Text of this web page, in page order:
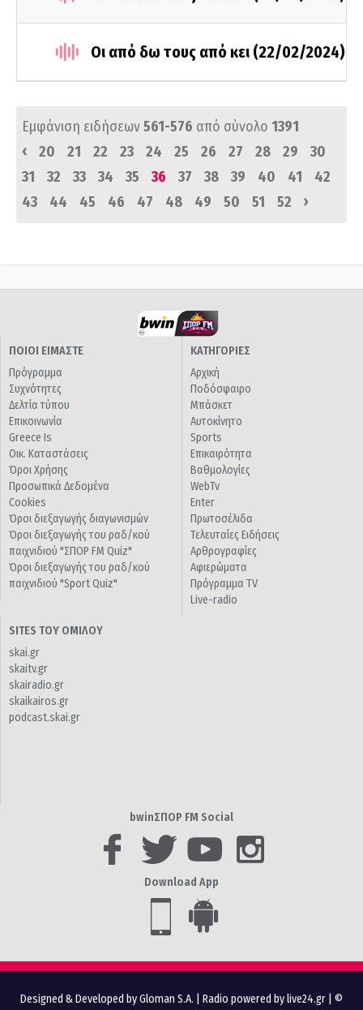
Οι από δω τους από κει (22/02/2024)
Εμφάνιση ειδήσεων561-576 από σύνολο 1391
‹
20 21 22 23 24 25 26 27 28 29
30
31
32 33 34 35 36 37 38 39 40 41
42
43
44 45 46 47 48 49 50 51 52 ›
ΠΟΙΟΙ ΕΙΜΑΣΤΕ
Πρόγραμμα
Συχνότητες
Δελτία τύπου
Επικοινωνία
Greece Is
Οικ. Καταστάσεις
Όροι Χρήσης
Προσωπικά Δεδομένα
Cookies
Όροι διεξαγωγής διαγωνισμών
Όροι διεξαγωγής του ραδ/κού
παιχνιδιού "ΣΠΟΡ FM Quiz"
Όροι διεξαγωγής του ραδ/κού
παιχνιδιού "Sport Quiz"
ΚΑΤΗΓΟΡΙΕΣ
Αρχική
Ποδόσφαιρο
Μπάσκετ
Αυτοκίνητο
Sports
Επικαιρότητα
Βαθμολογίες
WebTv
Enter
Πρωτοσέλιδα
Τελευταίες Ειδήσεις
Αρθρογραφίες
Αφιερώματα
Πρόγραμμα TV
Live-radio
SITES ΤΟΥ ΟΜΙΛΟΥ
skai.gr
skaitv.gr
skairadio.gr
skaikairos.gr
podcast.skai.gr
bwinΣΠΟΡ FM Social
Download App
Designed & Developed by Gloman S.A. Radio powered by live24.gr | ©